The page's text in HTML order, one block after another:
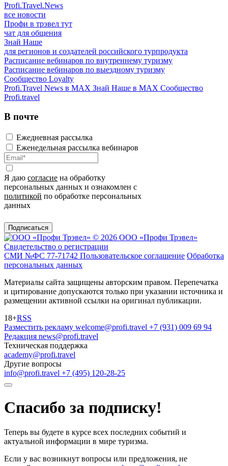
Profi.Travel.News
все новости
Профи в трэвел тут
чат для общения
Знай Наше
для регионов и создателей российского турпродукта
Расписание вебинаров по внутреннему туризму
Расписание вебинаров по выездному туризму
Сообщество Loyalty
Profi.Travel News в MAX Знай Наше в MAX Сообщество
Profi.travel
В почте
Ежедневная рассылка
Еженедельная рассылка вебинаров
Я даю согласие на обработку
персональных данных и ознакомлен с
политикой по обработке персональных
данных
Подписаться
© 2026 ООО «Профи Трэвeл»
Свидетельство о регистрации
СМИ №ФС 77-71742 Пользовательское соглашение Обработка
персональных данных
Материалы сайта защищены авторским правом. Перепечатка
и цитирование допускаются только при указании источника и
размещении активной ссылки на оригинал публикации.
18+RSS
Разместить рекламу welcome@profi.travel +7 (931) 009 69 94
Редакция news@profi.travel
Техническая поддержка
academy@profi.travel
Другие вопросы
info@profi.travel +7 (495) 120-28-25
Спасибо за подписку!
Теперь вы будете в курсе всех последних событий и
актуальной информации в мире туризма.
Если у вас возникнут вопросы или предложения, не